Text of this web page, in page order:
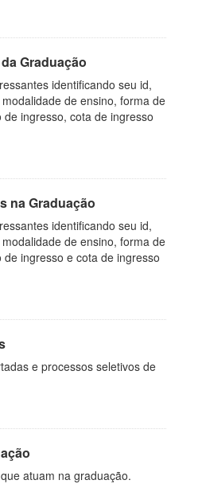
Graduação
identificando seu id,
de ensino, forma de
ingresso, cota de ingresso
na Graduação
identificando seu id,
de ensino, forma de
ingresso e cota de ingresso
e processos seletivos de
atuam na graduação.